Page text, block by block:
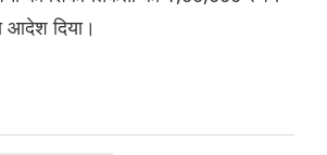
दिया।